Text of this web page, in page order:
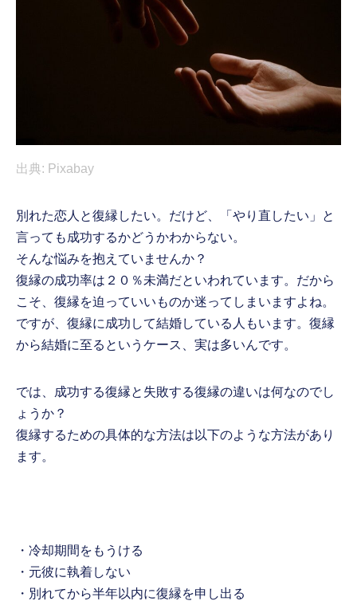
出典: Pixabay
別れた恋人と復縁したい。だけど、「やり直したい」と
言っても成功するかどうかわからない。
そんな悩みを抱えていませんか？
復縁の成功率は２０％未満だといわれています。だから
こそ、復縁を迫っていいものか迷ってしまいますよね。
ですが、復縁に成功して結婚している人もいます。復縁
から結婚に至るというケース、実は多いんです。
では、成功する復縁と失敗する復縁の違いは何なのでし
ょうか？
復縁するための具体的な方法は以下のような方法があり
ます。
・冷却期間をもうける
・元彼に執着しない
・別れてから半年以内に復縁を申し出る